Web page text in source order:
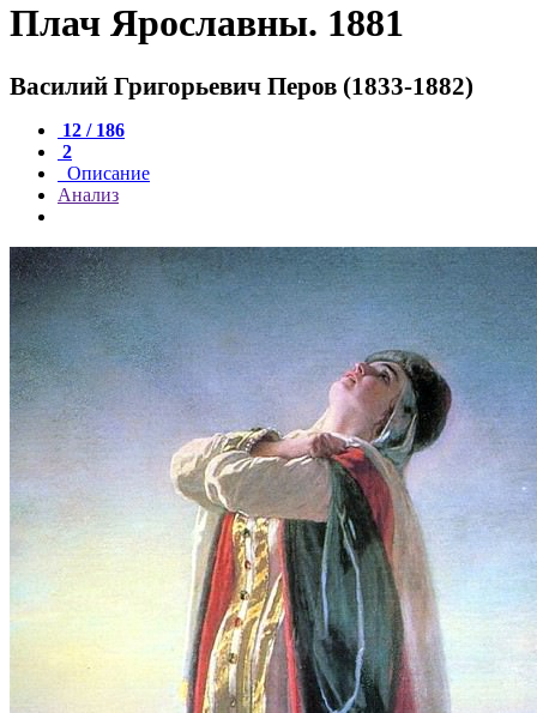
Плач Ярославны. 1881
Василий Григорьевич Перов (1833-1882)
12 / 186
2
Описание
Анализ